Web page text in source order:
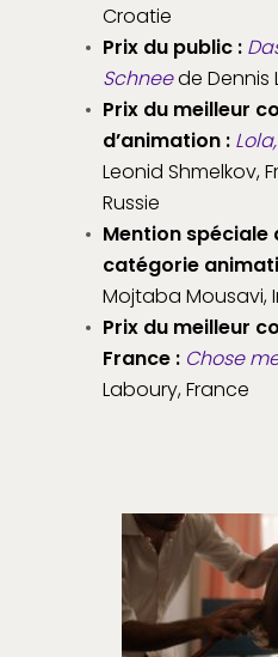
Croatie
Prix du public :
Schneede Dennis
Prix du meilleur
d’animation :
Leonid Shmelkov,
Russie
Mention spéciale
catégorie
Mojtaba Mousavi,
Prix du meilleur
France : Chose
Laboury, France